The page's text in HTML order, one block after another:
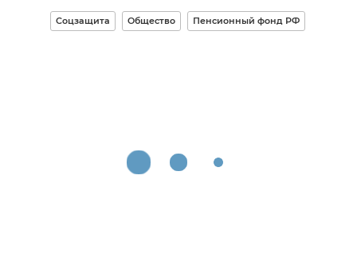
Соцзащита Общество Пенсионный фонд РФ